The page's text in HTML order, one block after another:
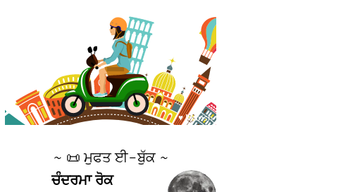
♥ Marish
~ 📜 ਮੁਫਤ ਈ-ਬੁੱਕ ~
ਚੰਦਰਮਾ ਰੋਕ